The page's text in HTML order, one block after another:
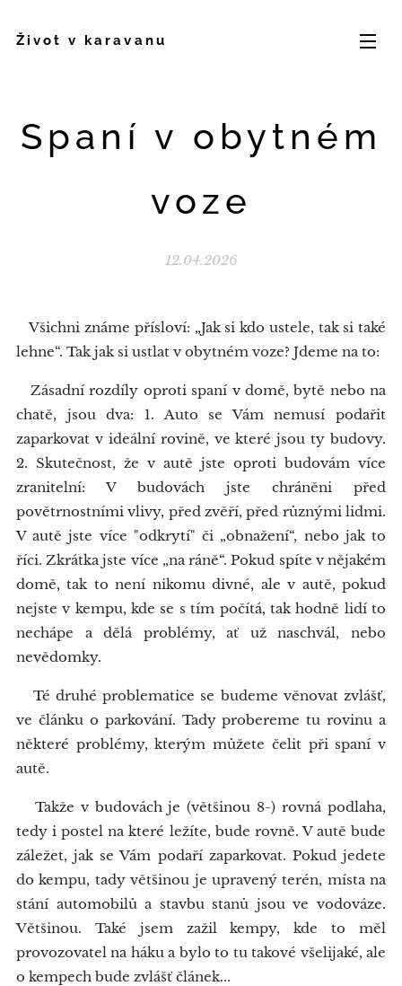
Život v karavanu
Spaní v obytném
voze
12.04.2026
Všichni známe přísloví: „Jak si kdo ustele, tak si také
lehne“. Tak jak si ustlat v obytném voze? Jdeme na to:
Zásadní rozdíly oproti spaní v domě, bytě nebo na
chatě, jsou dva: 1. Auto se Vám nemusí podařit
zaparkovat v ideální rovině, ve které jsou ty budovy.
2. Skutečnost, že v autě jste oproti budovám více
zranitelní: V budovách jste chráněni před
povětrnostními vlivy, před zvěří, před různými lidmi.
V autě jste více "odkrytí" či „obnažení“, nebo jak to
říci. Zkrátka jste více „na ráně“. Pokud spíte v nějakém
domě, tak to není nikomu divné, ale v autě, pokud
nejste v kempu, kde se s tím počítá, tak hodně lidí to
nechápe a dělá problémy, ať už naschvál, nebo
nevědomky.
Té druhé problematice se budeme věnovat zvlášť,
ve článku o parkování. Tady probereme tu rovinu a
některé problémy, kterým můžete čelit při spaní v
autě.
Takže v budovách je (většinou 8-) rovná podlaha,
tedy i postel na které ležíte, bude rovně. V autě bude
záležet, jak se Vám podaří zaparkovat. Pokud jedete
do kempu, tady většinou je upravený terén, místa na
stání automobilů a stavbu stanů jsou ve vodováze.
Většinou. Také jsem zažil kempy, kde to měl
provozovatel na háku a bylo to tu takové všelijaké, ale
o kempech bude zvlášť článek...